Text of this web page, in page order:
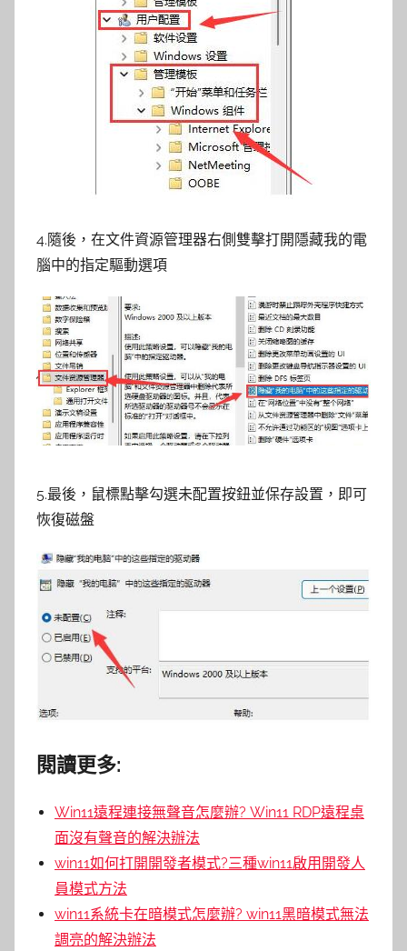
4.隨後，在文件資源管理器右側雙擊打開隱藏我的電
腦中的指定驅動選項
5.最後，鼠標點擊勾選未配置按鈕並保存設置，即可
恢復磁盤
閱讀更多:
Win11遠程連接無聲音怎麼辦? Win11 RDP遠程桌
面沒有聲音的解決辦法
win11如何打開開發者模式?三種win11啟用開發人
員模式方法
win11系統卡在暗模式怎麼辦? win11黑暗模式無法
調亮的解決辦法